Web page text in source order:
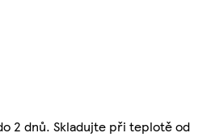
2 dnů. Skladujte při teplotě od